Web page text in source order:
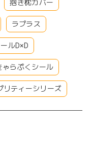
抱き枕カバー
ラプラス
ルD×D
ゃらぷくシール
リティーシリーズ